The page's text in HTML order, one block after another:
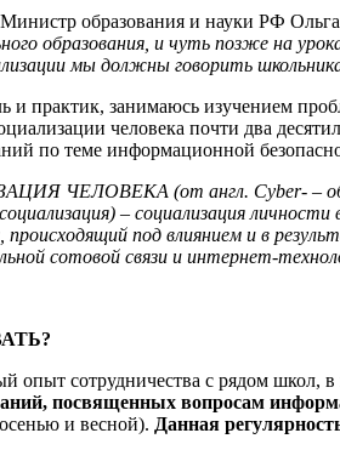
образования и науки РФ
образования, и чуть позже на
мы должны говорить
и практик, занимаюсь изучением
человека почти два
по теме информационной
ЧЕЛОВЕКА (от англ. Cyber- – общий
– социализация
под влиянием и в
сотовой связи и интернет-
опыт сотрудничества с рядом школ,
посвященных вопросам
и весной). Данная